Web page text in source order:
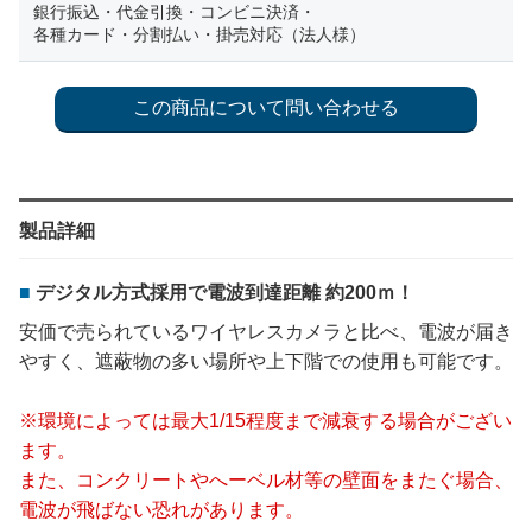
銀行振込・代金引換・コンビニ決済・
各種カード・分割払い・掛売対応（法人様）
製品詳細
デジタル方式採用で電波到達距離 約200ｍ！
安価で売られているワイヤレスカメラと比べ、電波が届き
やすく、遮蔽物の多い場所や上下階での使用も可能です。
※環境によっては最大1/15程度まで減衰する場合がござい
ます。
また、コンクリートやへーベル材等の壁面をまたぐ場合、
電波が飛ばない恐れがあります。